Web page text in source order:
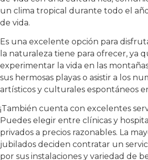
un clima tropical durante todo el
de vida.
Es una excelente opción para
la naturaleza tiene para ofrecer, ya
experimentar la vida en las
sus hermosas playas o asistir a los
artísticos y culturales espontáneos
¡También cuenta con excelentes
Puedes elegir entre clínicas y
privados a precios razonables. La
jubilados deciden contratar un
por sus instalaciones y variedad de